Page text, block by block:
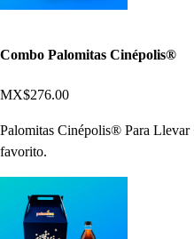
Combo Palomitas Cinépolis®
MX$276.00
Palomitas Cinépolis® Para
favorito.